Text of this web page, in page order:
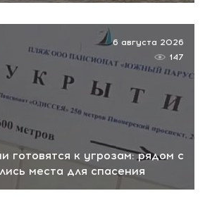
готовятся к угрозам: рядом с
места для спасения
6 августа 2026
147